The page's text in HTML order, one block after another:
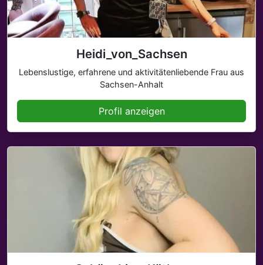
Heidi_von_Sachsen
Lebenslustige, erfahrene und aktivitätenliebende Frau aus
Sachsen-Anhalt
Profil anzeigen